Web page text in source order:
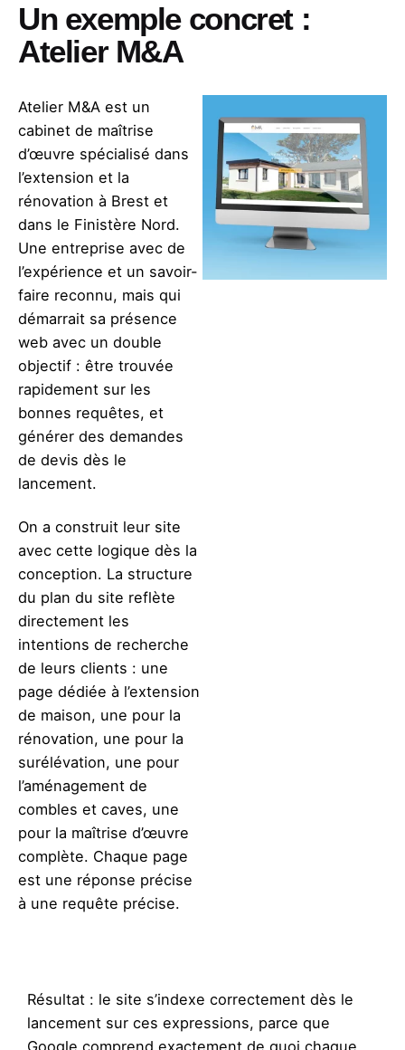
Un exemple concret :
Atelier M&A
Atelier M&A est un
cabinet de maîtrise
d’œuvre spécialisé dans
l’extension et la
rénovation à Brest et
dans le Finistère Nord.
Une entreprise avec de
l’expérience et un savoir-
faire reconnu, mais qui
démarrait sa présence
web avec un double
objectif : être trouvée
rapidement sur les
bonnes requêtes, et
générer des demandes
de devis dès le
lancement.
On a construit leur site
avec cette logique dès la
conception. La structure
du plan du site reflète
directement les
intentions de recherche
de leurs clients : une
page dédiée à l’extension
de maison, une pour la
rénovation, une pour la
surélévation, une pour
l’aménagement de
combles et caves, une
pour la maîtrise d’œuvre
complète. Chaque page
est une réponse précise
à une requête précise.
Résultat : le site s’indexe correctement dès le
lancement sur ces expressions, parce que